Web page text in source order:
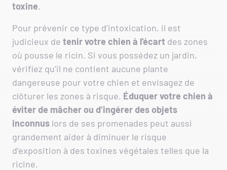
toxine.
Pour prévenir ce type d’intoxication, il est
judicieux de tenir votre chien à l’écart des zones
où pousse le ricin. Si vous possédez un jardin,
vérifiez qu’il ne contient aucune plante
dangereuse pour votre chien et envisagez de
clôturer les zones à risque. Éduquer votre chien à
éviter de mâcher ou d’ingérer des objets
inconnus lors de ses promenades peut aussi
grandement aider à diminuer le risque
d’exposition à des toxines végétales telles que la
ricine.